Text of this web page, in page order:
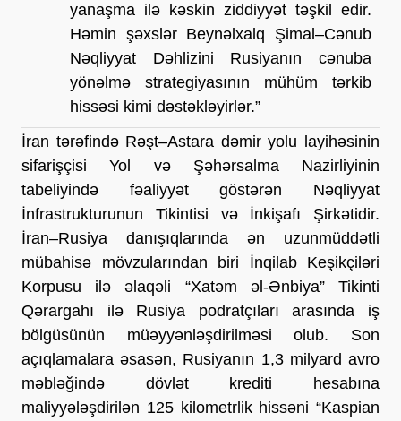
yanaşma ilə kəskin ziddiyyət təşkil edir.
Həmin şəxslər Beynəlxalq Şimal–Cənub
Nəqliyyat Dəhlizini Rusiyanın cənuba
yönəlmə strategiyasının mühüm tərkib
hissəsi kimi dəstəkləyirlər.”
İran tərəfində Rəşt–Astara dəmir yolu layihəsinin
sifarişçisi Yol və Şəhərsalma Nazirliyinin
tabeliyində fəaliyyət göstərən Nəqliyyat
İnfrastrukturunun Tikintisi və İnkişafı Şirkətidir.
İran–Rusiya danışıqlarında ən uzunmüddətli
mübahisə mövzularından biri İnqilab Keşikçiləri
Korpusu ilə əlaqəli “Xatəm əl-Ənbiya” Tikinti
Qərargahı ilə Rusiya podratçıları arasında iş
bölgüsünün müəyyənləşdirilməsi olub. Son
açıqlamalara əsasən, Rusiyanın 1,3 milyard avro
məbləğində dövlət krediti hesabına
maliyyələşdirilən 125 kilometrlik hissəni “Kaspian